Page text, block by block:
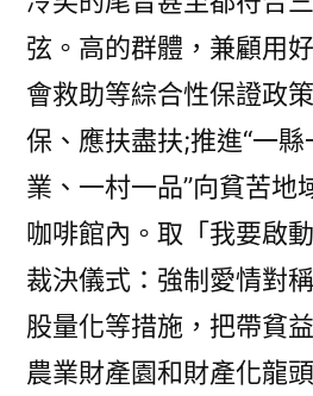
弦。高的群體，兼顧用
會救助等綜合性保證政
保、應扶盡扶;推進“一
業、一村一品”向貧苦地
咖啡館內。取「我要啟
裁決儀式：強制愛情對
股量化等措施，把帶貧
農業財產園和財產化龍